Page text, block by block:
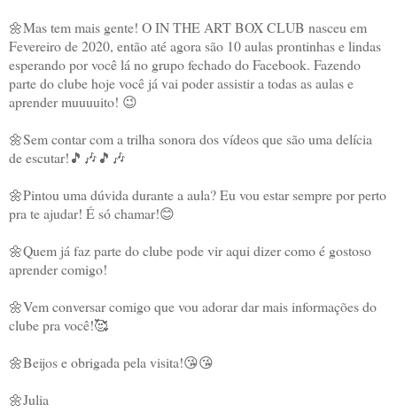
🌼Mas tem mais gente! O IN THE ART BOX CLUB nasceu em
Fevereiro de 2020, então até agora são 10 aulas prontinhas e lindas
esperando por você lá no grupo fechado do Facebook. Fazendo
parte do clube hoje você já vai poder assistir a todas as aulas e
aprender muuuuito! 😉
🌼Sem contar com a trilha sonora dos vídeos que são uma delícia
de escutar!🎵🎶🎵🎶
🌼Pintou uma dúvida durante a aula? Eu vou estar sempre por perto
pra te ajudar! É só chamar!😊
🌼Quem já faz parte do clube pode vir aqui dizer como é gostoso
aprender comigo!
🌼Vem conversar comigo que vou adorar dar mais informações do
clube pra você!🥰
🌼Beijos e obrigada pela visita!😘😘
🌼Julia